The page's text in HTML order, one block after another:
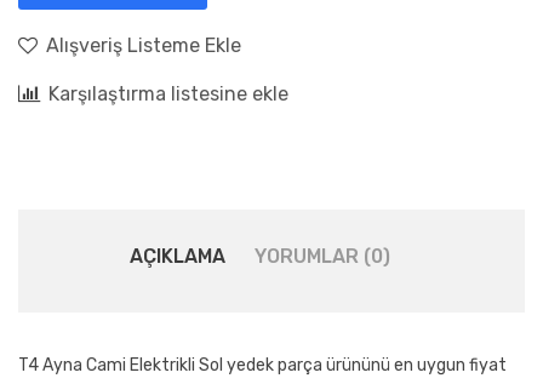
Alışveriş Listeme Ekle
Karşılaştırma listesine ekle
AÇIKLAMA YORUMLAR (0)
T4 Ayna Cami Elektrikli Sol yedek parça ürününü en uygun fiyat